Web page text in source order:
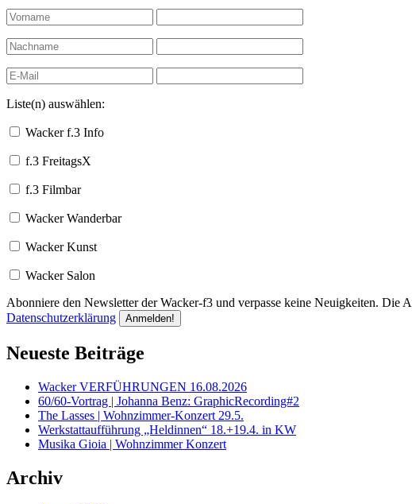
Liste(n) auswählen:
Wacker f.3 Info
f.3 FreitagsX
f.3 Filmbar
Wacker Wanderbar
Wacker Kunst
Wacker Salon
Abonniere den Newsletter der Wacker-f3 und verpasse keine Neuigkeiten.
Datenschutzerklärung
Neueste Beiträge
Wacker VERFÜHRUNGEN 16.08.2026
60/60-Vortrag | Johanna Benz: GraphicRecording#2
The Lasses | Wohnzimmer-Konzert 29.5.
Werkstattaufführung „Heldinnen“ 18.+19.4. in KW
Musika Gioia | Wohnzimmer Konzert
Archiv